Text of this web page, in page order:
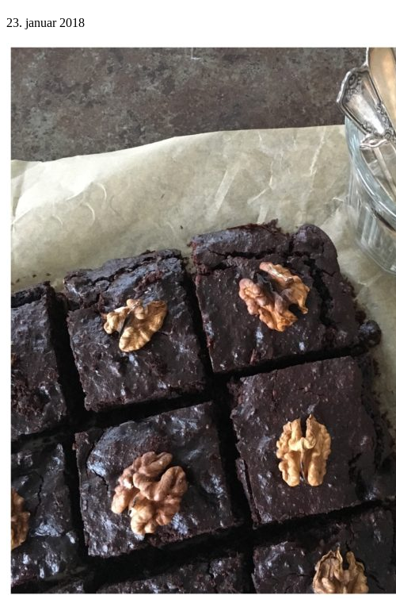
23. januar 2018